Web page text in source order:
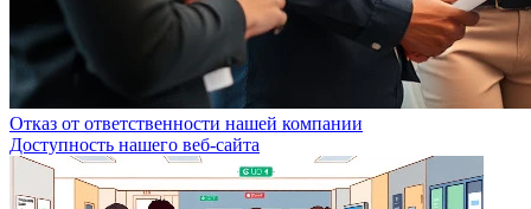
Отказ от ответственности нашей компании
Доступность нашего веб-сайта